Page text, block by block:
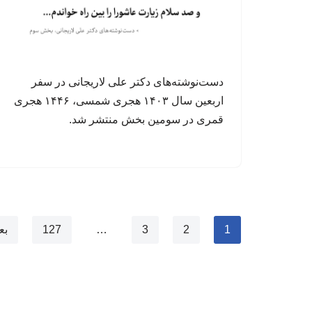
دست‌نوشته‌های دکتر علی لاریجانی در سفر
اربعین سال ۱۴۰۳ هجری شمسی، ۱۴۴۶ هجری
قمری در سومین بخش منتشر شد.
1
2
3
…
127